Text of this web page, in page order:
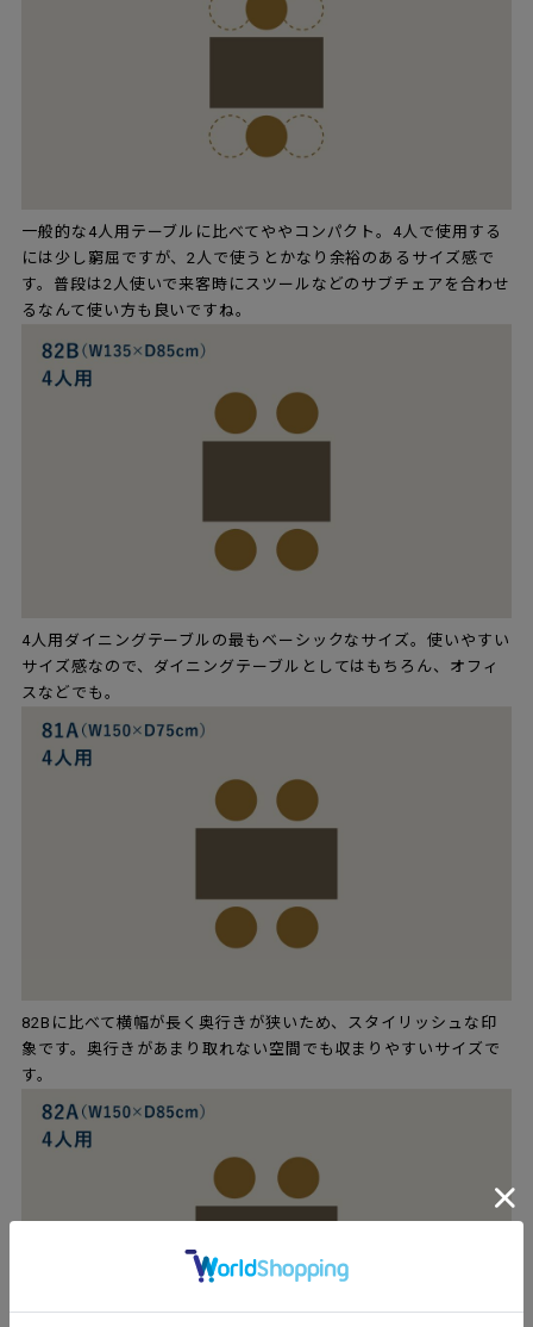
一般的な4人用テーブルに比べてややコンパクト。4人で使用する
には少し窮屈ですが、2人で使うとかなり余裕のあるサイズ感で
す。普段は2人使いで来客時にスツールなどのサブチェアを合わせ
るなんて使い方も良いですね。
4人用ダイニングテーブルの最もベーシックなサイズ。使いやすい
サイズ感なので、ダイニングテーブルとしてはもちろん、オフィ
スなどでも。
82Bに比べて横幅が長く奥行きが狭いため、スタイリッシュな印
象です。奥行きがあまり取れない空間でも収まりやすいサイズで
す。